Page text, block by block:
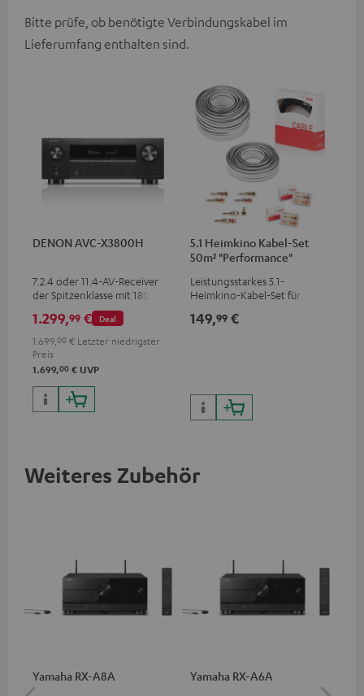
Bitte prüfe, ob benötigte Verbindungskabel im
Lieferumfang enthalten sind.
DENON AVC-X3800H
7.2.4 oder 11.4-AV-Receiver
der Spitzenklasse mit 180 Watt
Ausgangsleistung pro Kanal
Deal
1.299,99 €
1.699,00 € Letzter niedrigster
Preis
1.699,00 € UVP
5.1 Heimkino Kabel-Set
50m² "Performance"
Leistungsstarkes 5.1-
Heimkino-Kabel-Set für
149,99 €
Weiteres Zubehör
Yamaha RX-A8A Yamaha RX-A6A